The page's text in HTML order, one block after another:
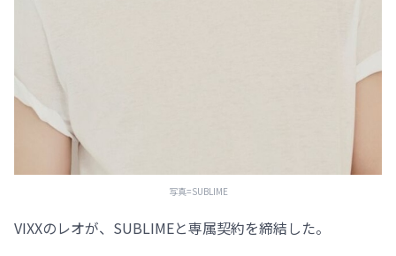
写真=SUBLIME
VIXXのレオが、SUBLIMEと専属契約を締結した。